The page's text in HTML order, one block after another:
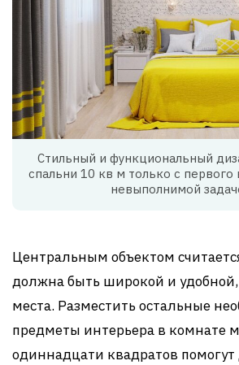
Стильный и функциональный
спальни 10 кв м только с первого
невыполнимой
Центральным объектом
должна быть широкой и
места. Разместить остальные
предметы интерьера в комнате
одиннадцати квадратов